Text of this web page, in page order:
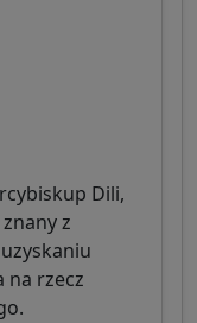
Dili,
z
na rzecz